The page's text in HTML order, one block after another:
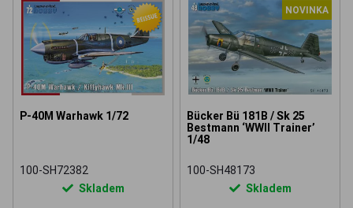
P-40M Warhawk 1/72
100-SH72382
Skladem
NOVINKA
Bücker Bü 181B / Sk 25
Bestmann ‘WWII Trainer’
1/48
100-SH48173
Skladem